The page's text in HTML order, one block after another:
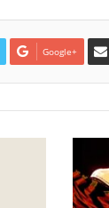
Google+